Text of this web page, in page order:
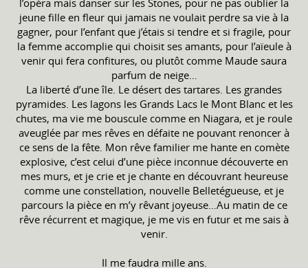
jeune fille en fleur qui jamais ne voulait perdre sa vie à la
gagner, pour l’enfant que j’étais si tendre et si fragile, pour
la femme accomplie qui choisit ses amants, pour l’aïeule à
venir qui fera confitures, ou plutôt comme Maude saura
parfum de neige…
La liberté d’une île. Le désert des tartares. Les grandes
pyramides. Les lagons les Grands Lacs le Mont Blanc et les
chutes, ma vie me bouscule comme en Niagara, et je roule
aveuglée par mes rêves en défaite ne pouvant renoncer à
ce sens de la fête. Mon rêve familier me hante en comète
explosive, c’est celui d’une pièce inconnue découverte en
mes murs, et je crie et je chante en découvrant heureuse
comme une constellation, nouvelle Belletégueuse, et je
parcours la pièce en m’y rêvant joyeuse…Au matin de ce
rêve récurrent et magique, je me vis en futur et me sais à
venir.
Il me faudra mille ans.